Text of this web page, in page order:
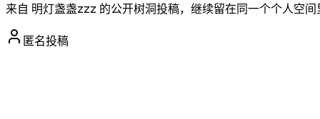
来自 明灯盏盏zzz 的公开树洞投稿，继续留在同一个个人空间
匿名投稿